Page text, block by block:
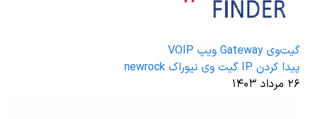
گیت‌وی Gateway ویپ VOIP
پیدا کردن IP گیت وی نیوراک newrock
۲۶ مرداد ۱۴۰۳